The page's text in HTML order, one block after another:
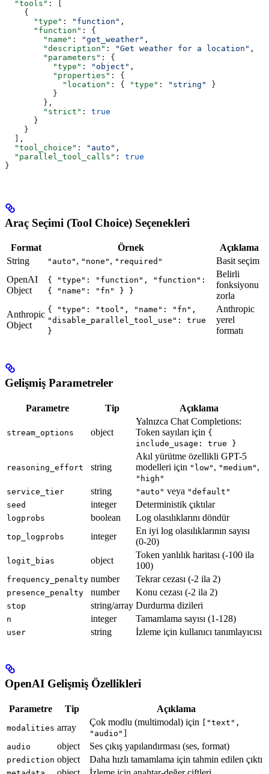
  "tools"
: [
    {
      "type"
: "function" ,
      "function"
: {
        "name"
: "get_weather" ,
        "description"
: "Get weather for a location" ,
        "parameters"
: {
          "type"
: "object" ,
          "properties"
: {
            "location"
: { "type" : "string"
}
          }
        },
        "strict"
: true
      }
    }
  ],
  "tool_choice"
: "auto" ,
  "parallel_tool_calls"
: true
}
Araç Seçimi (Tool Choice) Seçenekleri
Format Örnek
Açıklama
String
"auto" , "none" , "required"
Basit seçim
OpenAI
Object
{ "type": "function", "function":
{ "name": "fn" } }
Belirli
fonksiyonu
zorla
Anthropic
Object
{ "type": "tool", "name": "fn",
"disable_parallel_tool_use": true
}
Anthropic
yerel
formatı
Gelişmiş Parametreler
Parametre Tip Açıklama
stream_options object
Yalnızca Chat Completions:
Token sayıları için {
include_usage: true }
reasoning_effort string
Akıl yürütme özellikli GPT-5
modelleri için "low" , "medium" ,
"high"
service_tier
string "auto" veya "default"
seed
integer Deterministik çıktılar
logprobs boolean Log olasılıklarını döndür
top_logprobs integer
En iyi log olasılıklarının sayısı
(0-20)
logit_bias object
Token yanlılık haritası (-100 ila
100)
frequency_penalty number Tekrar cezası (-2 ila 2)
presence_penalty number Konu cezası (-2 ila 2)
stop string/array Durdurma dizileri
n integer Tamamlama sayısı (1-128)
user string İzleme için kullanıcı tanımlayıcısı
OpenAI Gelişmiş Özellikleri
Parametre Tip Açıklama
modalities array
Çok modlu (multimodal) için
["text",
"audio"]
audio
object Ses çıkış yapılandırması (ses, format)
prediction object Daha hızlı tamamlama için tahmin edilen çıktı